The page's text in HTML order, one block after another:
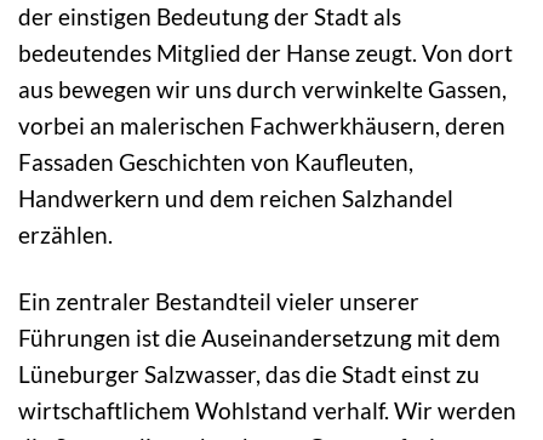
der einstigen Bedeutung der Stadt als
bedeutendes Mitglied der Hanse zeugt. Von dort
aus bewegen wir uns durch verwinkelte Gassen,
vorbei an malerischen Fachwerkhäusern, deren
Fassaden Geschichten von Kaufleuten,
Handwerkern und dem reichen Salzhandel
erzählen.
Ein zentraler Bestandteil vieler unserer
Führungen ist die Auseinandersetzung mit dem
Lüneburger Salzwasser, das die Stadt einst zu
wirtschaftlichem Wohlstand verhalf. Wir werden